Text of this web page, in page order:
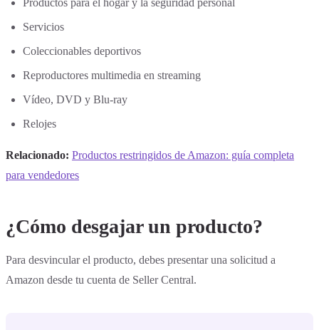
Productos para el hogar y la seguridad personal
Servicios
Coleccionables deportivos
Reproductores multimedia en streaming
Vídeo, DVD y Blu-ray
Relojes
Relacionado: Productos restringidos de Amazon: guía completa
para vendedores
¿Cómo desgajar un producto?
Para desvincular el producto, debes presentar una solicitud a
Amazon desde tu cuenta de Seller Central.